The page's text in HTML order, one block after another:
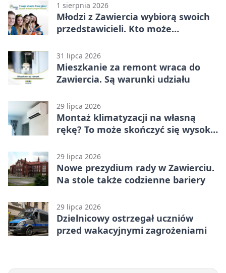
1 sierpnia 2026
Młodzi z Zawiercia wybiorą swoich
przedstawicieli. Kto może
31 lipca 2026
Mieszkanie za remont wraca do
Zawiercia. Są warunki udziału
29 lipca 2026
Montaż klimatyzacji na własną
rękę? To może skończyć się wysoką
29 lipca 2026
Nowe prezydium rady w Zawierciu.
Na stole także codzienne bariery
29 lipca 2026
Dzielnicowy ostrzegał uczniów
przed wakacyjnymi zagrożeniami